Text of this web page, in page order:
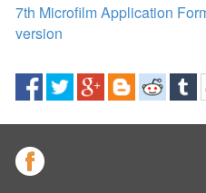
7th Microfilm Application
version